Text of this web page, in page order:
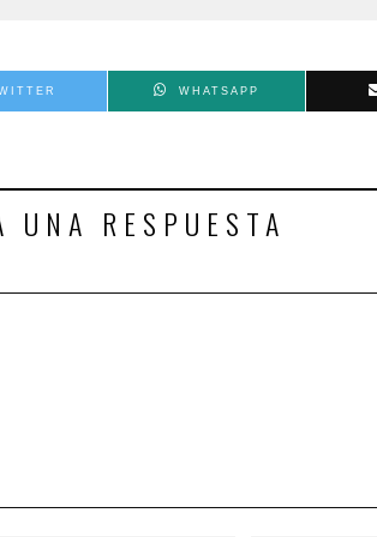
WHATSAPP
UNA RESPUESTA